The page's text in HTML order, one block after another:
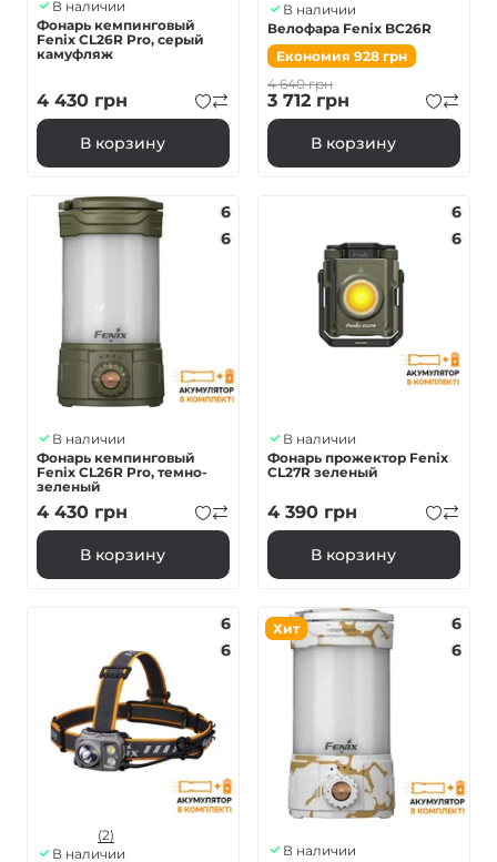
В наличии
Фонарь кемпинговый
Fenix ​​CL26R Pro, серый
камуфляж
4 430 грн
В корзину
В наличии
Велофара Fenix BC26R
Економия 928 грн
4 640грн
3 712 грн
В корзину
6
6
В наличии
Фонарь кемпинговый
Fenix ​​CL26R Pro, темно-
зеленый
4 430 грн
В корзину
6
6
В наличии
Фонарь прожектор Fenix ​​
CL27R зеленый
4 390 грн
В корзину
6
6
(2)
В наличии
Хит
6
6
В наличии